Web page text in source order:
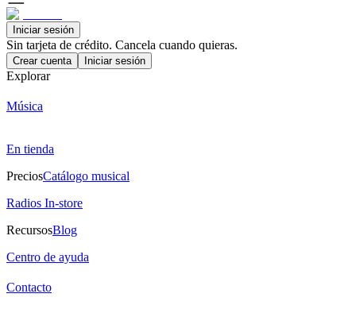
Iniciar sesión
Sin tarjeta de crédito. Cancela cuando quieras.
Crear cuenta Iniciar sesión
Explorar
Música
En tienda
PreciosCatálogo musical
Radios In-store
RecursosBlog
Centro de ayuda
Contacto